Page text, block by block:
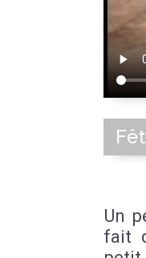
Un
fait